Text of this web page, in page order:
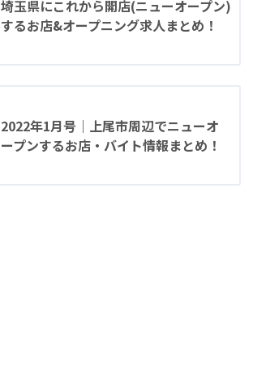
埼玉県にこれから開店(ニューオープン)
するお店&オープニング求人まとめ！
2022年1月号｜上尾市周辺でニューオ
ープンするお店・バイト情報まとめ！